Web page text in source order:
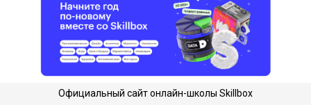
Официальный сайт онлайн-школы Skillbox